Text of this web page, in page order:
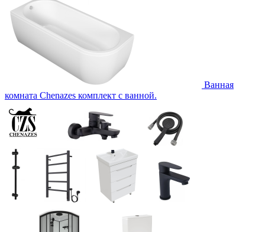
Ванная
комната Chenazes комплект с ванной.